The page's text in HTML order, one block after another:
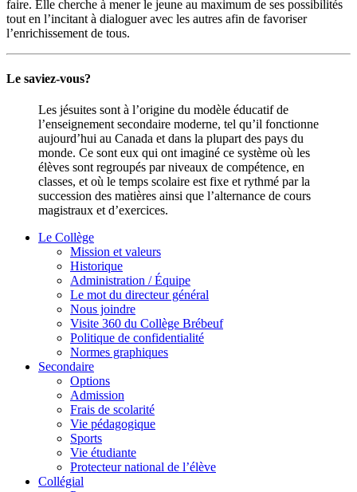
faire. Elle cherche à mener le jeune au maximum de ses possibilités
tout en l’incitant à dialoguer avec les autres afin de favoriser
l’enrichissement de tous.
Le saviez-vous?
Les jésuites sont à l’origine du modèle éducatif de
l’enseignement secondaire moderne, tel qu’il fonctionne
aujourd’hui au Canada et dans la plupart des pays du
monde. Ce sont eux qui ont imaginé ce système où les
élèves sont regroupés par niveaux de compétence, en
classes, et où le temps scolaire est fixe et rythmé par la
succession des matières ainsi que l’alternance de cours
magistraux et d’exercices.
Le Collège
Mission et valeurs
Historique
Administration / Équipe
Le mot du directeur général
Nous joindre
Visite 360 du Collège Brébeuf
Politique de confidentialité
Normes graphiques
Secondaire
Options
Admission
Frais de scolarité
Vie pédagogique
Sports
Vie étudiante
Protecteur national de l’élève
Collégial